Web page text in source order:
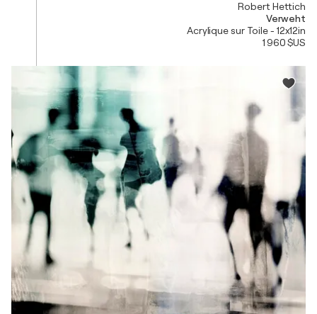
Robert Hettich
Verweht
Acrylique sur Toile - 12x12in
1 960 $US